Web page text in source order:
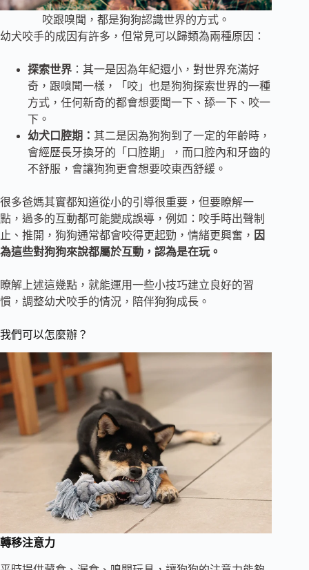
咬跟嗅聞，都是狗狗認識世界的方式。
幼犬咬手的成因有許多，但常見可以歸類為兩種原因：
探索世界 ：其一是因為年紀還小，對世界充滿好
奇，跟嗅聞一樣，「咬」也是狗狗探索世界的一種
方式，任何新奇的都會想要聞一下、舔一下、咬一
下。
幼犬口腔期： 其二是因為狗狗到了一定的年齡時，
會經歷長牙換牙的「口腔期」，而口腔內和牙齒的
不舒服，會讓狗狗更會想要咬東西舒緩。
很多爸媽其實都知道從小的引導很重要，但要瞭解一
點，過多的互動都可能變成誤導，例如：咬手時出聲制
止、推開，狗狗通常都會咬得更起勁，情緒更興奮， 因
為這些對狗狗來說都屬於互動，認為是在玩。
瞭解上述這幾點，就能運用一些小技巧建立良好的習
慣，調整幼犬咬手的情況，陪伴狗狗成長。
我們可以怎麼辦？
轉移注意力